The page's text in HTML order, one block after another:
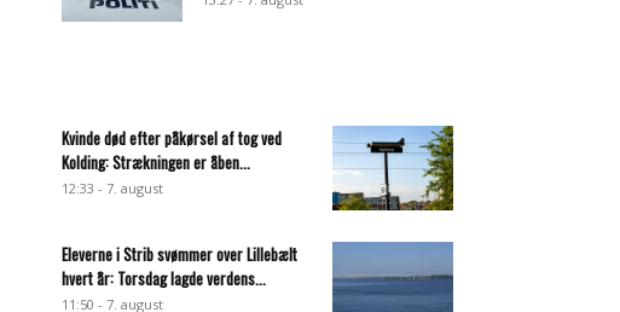
Kvinde død efter påkørsel af tog ved
Kolding: Strækningen er åben...
12:33 - 7. august
Eleverne i Strib svømmer over Lillebælt
hvert år: Torsdag lagde verdens...
11:50 - 7. august